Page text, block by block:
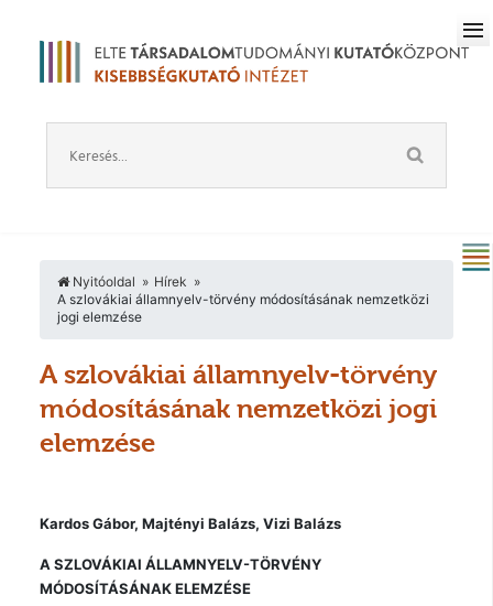
Nyitóoldal
Hírek
A szlovákiai államnyelv-törvény módosításának nemzetközi
jogi elemzése
A szlovákiai államnyelv-törvény
módosításának nemzetközi jogi
elemzése
Kardos Gábor, Majtényi Balázs, Vizi Balázs
A SZLOVÁKIAI ÁLLAMNYELV-TÖRVÉNY
MÓDOSÍTÁSÁNAK ELEMZÉSE